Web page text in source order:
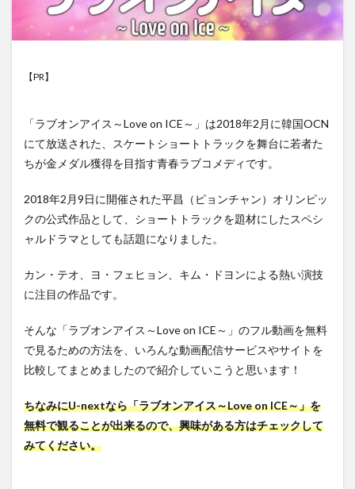
【PR】
「ラブオンアイス～Love on ICE～」は2018年2月に韓国OCN
にて放送された、スケートショートトラックを舞台に若者た
ちが金メダル獲得を目指す青春ラブコメディです。
2018年2月9日に開催された平昌（ピョンチャン）オリンピッ
クの公式作品として、ショートトラックを題材にしたスペシ
ャルドラマとしても話題になりました。
カン・テオ、ヨ・フェヒョン、キム・ドヨンによる熱い演技
に注目の作品です。
そんな「ラブオンアイス～Love on ICE～」のフル動画を無料
で見るための方法を、いろんな動画配信サービスやサイトを
比較してまとめましたので紹介していこうと思います！
ちなみにU-nextなら「ラブオンアイス～Love on ICE～」を
無料で観ることが出来るので、興味がある方はチェックして
みてください。